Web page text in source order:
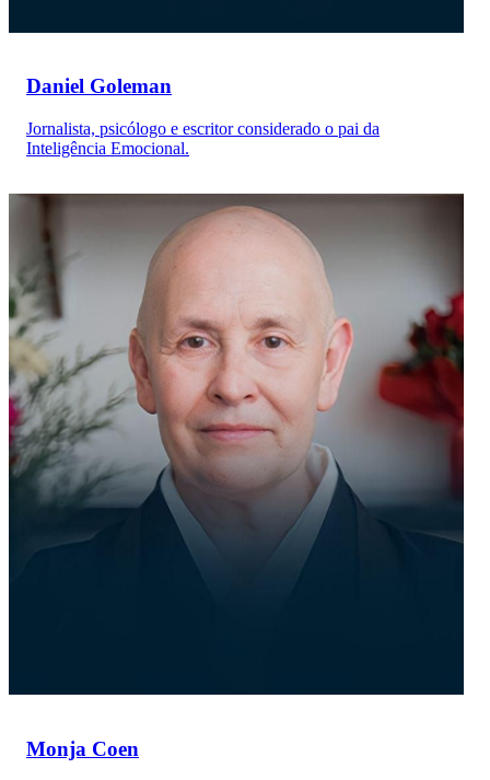
Daniel Goleman
Jornalista, psicólogo e escritor considerado o pai da
Inteligência Emocional.
Monja Coen